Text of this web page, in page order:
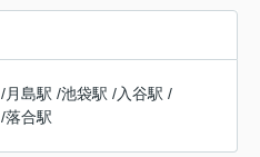
/月島駅 /池袋駅 /入谷駅 /
/落合駅